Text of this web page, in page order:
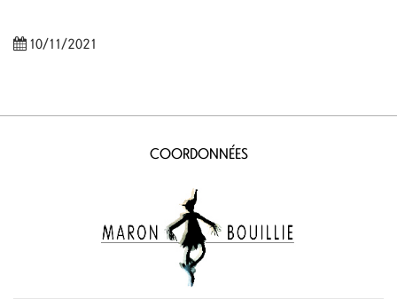
10/11/2021
COORDONNÉES